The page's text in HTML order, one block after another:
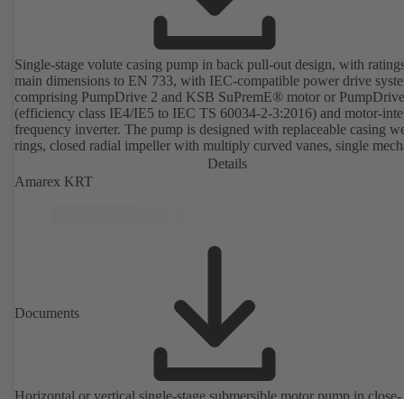
Single-stage volute casing pump in back pull-out design, with
main dimensions to EN 733, with IEC-compatible power drive
comprising PumpDrive 2 and KSB SuPremE® motor or
(efficiency class IE4/IE5 to IEC TS 60034-2-3:2016) and motor-
frequency inverter. The pump is designed with replaceable casing
rings, closed radial impeller with multiply curved vanes, single
seal or double mechanical seals to EN 12756, shaft equipped with
replaceable shaft protecting sleeve in the shaft seal area. The back
accordance with DIN V 42673 (07-2011). ATEX-compliant version
Details
Amarex KRT
Documents